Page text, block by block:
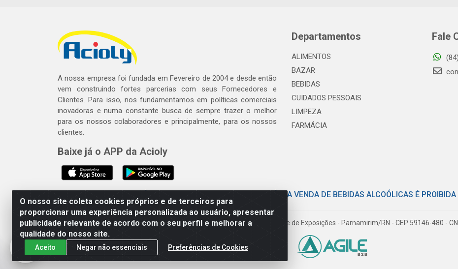
O nosso site coleta cookies próprios e de terceiros para
proporcionar uma experiência personalizada ao usuário, apresentar
publicidade relevante de acordo com o seu perfil e melhorar a
qualidade do nosso site.
Aceito Negar não essenciais Preferências de Cookies
A nossa empresa foi fundada em Fevereiro de 2004 e desde então
vem construindo fortes parcerias com seus Fornecedores e
Clientes. Para isso, nos fundamentamos em políticas comerciais
inovadoras e numa constante busca de sempre trazer o melhor
para os nossos colaboradores e principalmente, para os nossos
clientes.
Baixe já o APP da Acioly
Departamentos
ALIMENTOS
BAZAR
BEBIDAS
CUIDADOS PESSOAIS
LIMPEZA
FARMÁCIA
Fale
SE BEBER, NÃO DIRIJA. APRECIE COM MODERAÇÃO. A VENDA DE BEBIDAS ALCOÓLICAS É
Acioly Distribuidora - Av Piloto Pereira Tim - Parque de Exposições - Parnamirim/RN - CEP 59146-480 -